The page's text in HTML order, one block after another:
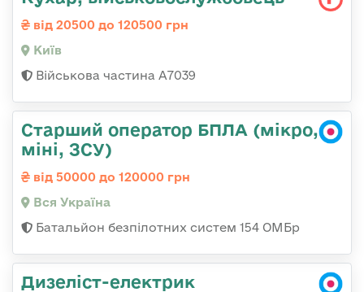
від 20500 до 120500 грн
Київ
Військова частина А7039
Старший оператор БПЛА (мікро,
міні, ЗСУ)
від 50000 до 120000 грн
Вся Україна
Батальйон безпілотних систем 154 ОМБр
Дизеліст-електрик